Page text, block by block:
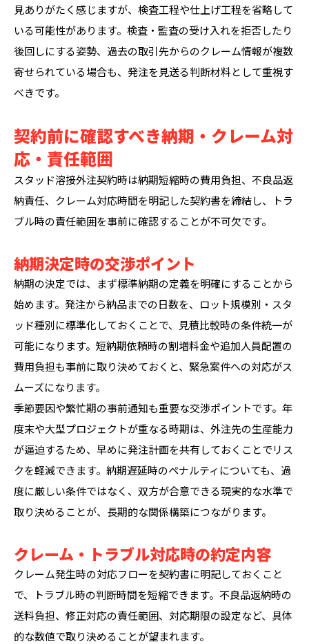
見ありがたく感じますが、検査工程や仕上げ工程を省略して
いる可能性があります。検査・監査の受け入れを拒否したり
後回しにする姿勢、過去の取引先からのクレーム情報が複数
寄せられている場合も、発注を見送る判断材料として重視す
べきです。
契約前に確認すべき納期・クレーム対
応・責任範囲
スタッド溶接外注契約時は納期短縮時の費用負担、不良品返
納責任、クレーム対応時間を明記した契約書を締結し、トラ
ブル時の責任範囲を事前に確認することが不可欠です。
納期決定時の交渉ポイント
納期の決定では、まず標準納期の定義を明確にすることから
始めます。発注から納品までの日数を、ロット規模別・スタ
ッド種別に標準化しておくことで、見積比較時の条件統一が
可能になります。短納期依頼時の割増料金や追加人員配置の
費用負担も事前に取り決めておくと、緊急案件への対応がス
ムーズになります。
季節要因や繁忙期の事前通知も重要な交渉ポイントです。年
度末や大型プロジェクトが重なる時期は、外注先の生産能力
が逼迫するため、早めに発注計画を共有しておくことでリス
クを軽減できます。納期遅延時のペナルティについても、過
度に厳しい条件ではなく、双方が合意できる現実的な水準で
取り決めることが、長期的な関係構築につながります。
クレーム・トラブル対応時の約定内容
クレーム発生時の対応フローを契約書に明記しておくこと
で、トラブル時の判断時間を短縮できます。不良品返納時の
送料負担、修正対応の責任範囲、対応期限の設定など、具体
的な数値で取り決めることが望まれます。